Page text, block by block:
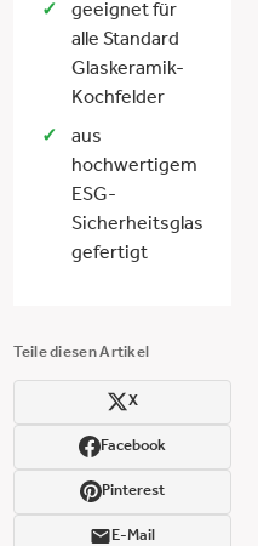
geeignet für
alle Standard
Glaskeramik-
Kochfelder
aus
hochwertigem
ESG-
Sicherheitsglas
gefertigt
Teile diesen Artikel
X
Facebook
Pinterest
E-Mail